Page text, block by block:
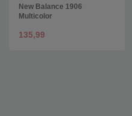
New Balance 1906
Multicolor
135,99